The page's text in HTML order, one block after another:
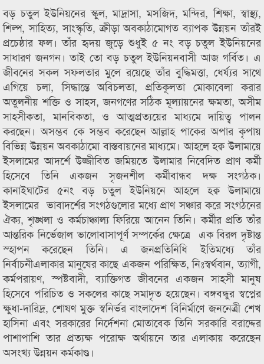
বড় চতুল ইউনিয়নের স্কুল, মাদ্রাসা, মসজিদ, মন্দির, শিক্ষা, স্বাস্থ্য,
শিল্প, সাহিত্য, সাংস্কৃতি, ক্রীড়া অবকাঠামোগত ব্যাপক উন্নয়ন তাঁরই
প্রচেষ্ঠার ফল। তাঁর হৃদয় জুড়ে শুধুই ৫ নং বড় চতুল ইউনিয়নের
সাধারণ জনগন। তাই তো বড় চতুল ইউনিয়নবাসী আজ গর্বিত। এ
জীবনের সকল সফলতার মুলে রয়েছে তাঁর বুদ্ধিমত্তা, ধের্য্যর সাথে
এগিয়ে চলা, সিদ্ধান্তে অবিচলতা, প্রতিকূলতা মোকাবেলা করার
অতুলনীয় শক্তি ও সাহস, জনগণের সঠিক মূল্যায়নের ক্ষমতা, অসীম
সাহসীকতা, মানবিকতা, ও আত্মপ্রত্যয়ের মাধ্যমে দায়িত্ব পালন
করছেন। অসম্ভব কে সম্ভব করেছেন আল্লাহ পাকের অপার কৃপায়
বিভিন্ন উন্নয়ন অবকাঠামো বাস্তবায়নের মাধ্যমে। আহলে হক্ব উলামায়ে
ইসলামের আদর্শে উজ্জীবিত জমিয়তে উলামার নিবেদিত প্রাণ কর্মী
হিসেবে তিনি একজন সৃজনশীল কর্মীবান্ধব দক্ষ সংগঠক।
কানাইঘাটের ৫নং বড় চতুল ইউনিয়নে আহলে হক্ব উলামায়ে
ইসলামের ভাবাদর্শের সংগঠগুলোর মধ্যে প্রাণ সঞ্চার করে সংগঠনের
ঐক্য, শৃঙ্খলা ও কর্মচাঞ্চাল্য ফিরিয়ে আনেন তিনি। কর্মীর প্রতি তাঁর
আন্তরিক নির্ভেজাল ভালোবাসাপূর্ণ সম্পর্কের ক্ষেত্রে এক বিরল দৃষ্টান্ত
স্হাপন করেছেন তিনি। এ জনপ্রতিনিধি ইতিমধ্যে তাঁর
নির্বাচনীএলাকার মানুষের কাছে একজন পরিক্ষিত, নিঃস্বর্থবান, ত্যাগী,
কর্মপরায়ণ, স্পষ্টবাদী, ব্যাক্তিগত জীবনের একজন সাহসী মানুষ
হিসেবে পরিচিত ও সকলের কাছে সমাদৃত হয়েছেন। বঙ্গবন্ধুর স্বপ্নের
ক্ষুধা-দারিদ্র, শোষণ মুক্ত স্বনির্ভর বাংলাদেশ বিনির্মাণে জননেত্রী শেখ
হাসিনা এবং সরকারের নির্দেশনা মোতাবেক তিনি সরকারি বরাদ্দের
পাশাপাশি তার প্রত্যক্ষ পরোক্ষ অর্থায়নে তার এলাকায় করেছেন
অসংখ্য উন্নয়ন কর্মকাণ্ড।